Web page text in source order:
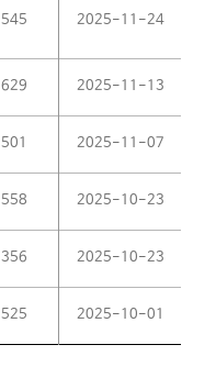
545 2025-11-24
629 2025-11-13
501 2025-11-07
558 2025-10-23
356 2025-10-23
525 2025-10-01